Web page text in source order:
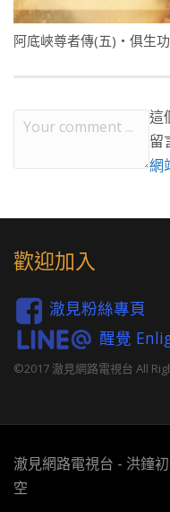
這
留
網
歡迎加入
澈見粉絲專頁
醒覺
©2017 澈見網路電視台 All
澈見網路電視台 - 洪鐘
空